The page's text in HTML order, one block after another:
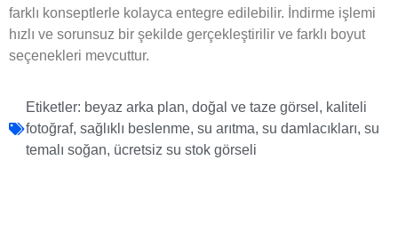
farklı konseptlerle kolayca entegre edilebilir. İndirme işlemi
hızlı ve sorunsuz bir şekilde gerçekleştirilir ve farklı boyut
seçenekleri mevcuttur.
Etiketler: beyaz arka plan, doğal ve taze görsel , kaliteli
fotoğraf, sağlıklı beslenme, su arıtma, su damlacıkları, su
temalı soğan, ücretsiz su stok görseli